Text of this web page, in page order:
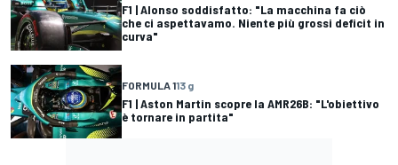
F1 | Alonso soddisfatto: "La macchina fa ciò
che ci aspettavamo. Niente più grossi deficit in
curva"
FORMULA 113 g
F1 | Aston Martin scopre la AMR26B: "L'obiettivo
è tornare in partita"